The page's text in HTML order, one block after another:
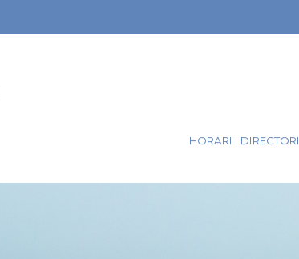
al
HORARI I DIRECTORI